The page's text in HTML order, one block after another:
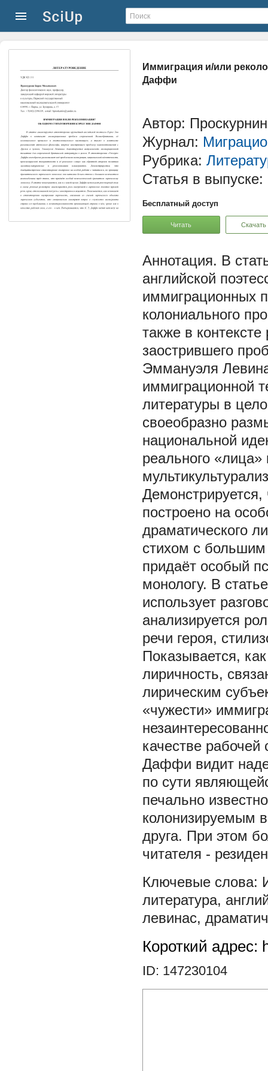
Иммиграция и/или
Даффи
Автор:
Журнал:
Рубрика:
Статья в выпуске:
Бесплатный доступ
Читать Скачать
В
английской
иммиграционных
колониального
также в
заострившего
Эммануэля
иммиграционной
литературы в
своеобразно
национальной
реального «лица»
Демонстрируется,
построено на
драматического
стихом с
придаёт особый
монологу. В
использует
анализируется
речи героя,
Показывается,
лиричность,
лирическим
«чужести»
качестве
Даффи видит
по сути
печально
колонизируемым
друга. При этом
читателя -
литература,
левинас,
Короткий адрес:
ID: 147230104